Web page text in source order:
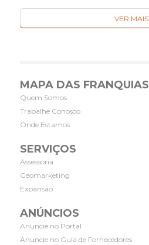
VER MAIS
MAPA DAS FRANQUIAS
Quem Somos
Trabalhe Conosco
Onde Estamos
SERVIÇOS
Assessoria
Geomarketing
Expansão
ANÚNCIOS
Anuncie no Portal
Anuncie no Guia de Fornecedores